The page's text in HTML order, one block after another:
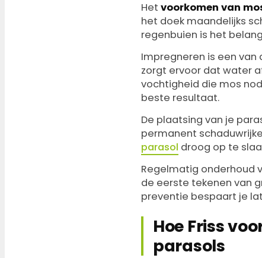
Het voorkomen van
het doek maandelijks
regenbuien is het
Impregneren is een
zorgt ervoor dat water
vochtigheid die mos
beste resultaat.
De plaatsing van je
permanent
parasol droog op te
Regelmatig onderhoud
de eerste tekenen van
preventie bespaart je
Hoe Friss
parasols